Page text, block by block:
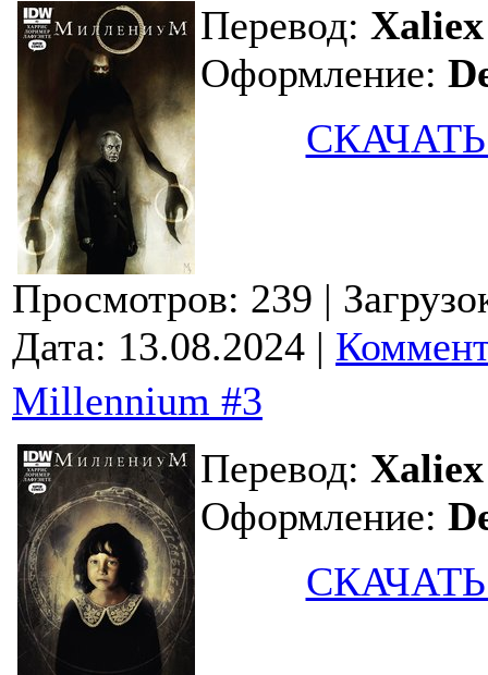
Перевод: Xaliex
Оформление:
Просмотров: 239 |
Дата: 13.08.2024 |
Millennium #3
Перевод: Xaliex
Оформление: